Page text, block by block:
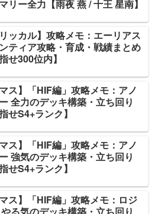
リー全力【雨夜 燕 / 十王 星南】
リッカル】攻略メモ：エーリアス
ティア攻略・育成・戦績まとめ
せ300位内】
マス】「HIF編」攻略メモ：アノ
全力のデッキ構築・立ち回り
せS4+ランク】
マス】「HIF編」攻略メモ：アノ
強気のデッキ構築・立ち回り
せS4+ランク】
マス】「HIF編」攻略メモ：ロジ
る気のデッキ構築・立ち回り